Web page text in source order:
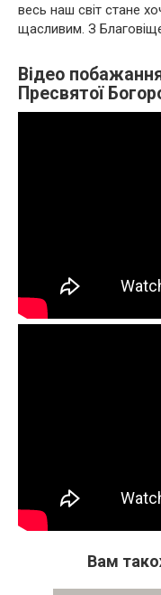
весь наш світ стане
щасливим. З
Відео
Пресвятої
Вам